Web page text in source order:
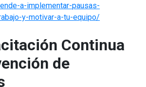
a-implementar-pausas-
y-motivar-a-tu-equipo/
Continua
de